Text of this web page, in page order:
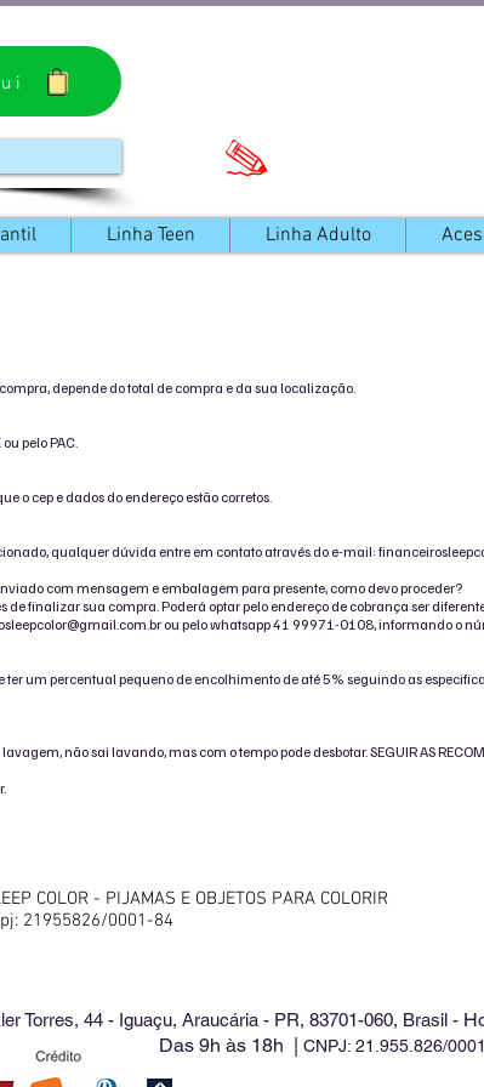
Linha Teen Linha Adulto
depende do total de compra e da sua localização.
pelo PAC.
o cep e dados do endereço estão corretos.
qualquer dúvida entre em contato através do e-mail:
com mensagem e embalagem para presente, como devo proceder?
finalizar sua compra. Poderá optar pelo endereço de cobrança ser
.br ou pelo whatsapp 41 99971-0108, informando o
um percentual pequeno de encolhimento de até 5% seguindo as
não sai lavando, mas com o tempo pode desbotar. SEGUIR AS
Torres, 44 - Iguaçu, Araucária - PR, 83701-060, Brasil -
Das 9h às 18h | CNPJ: 21.955.826/
COLOR - PIJAMAS E OBJETOS PARA COLORIR
21955826/0001-84